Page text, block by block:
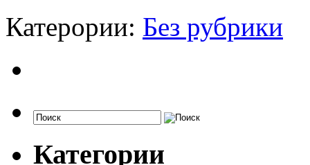
Катерории: Без рубрики
Категории